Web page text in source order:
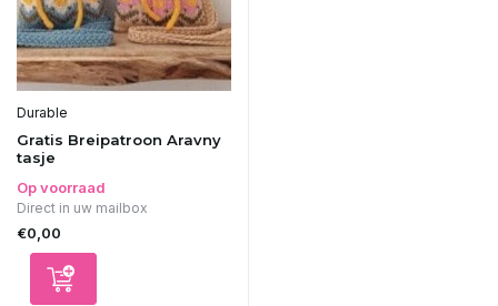
Durable
Gratis Breipatroon Aravny
tasje
Op voorraad
Direct in uw mailbox
€0,00